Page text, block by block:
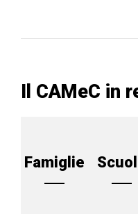
Il CAMeC in
Famiglie